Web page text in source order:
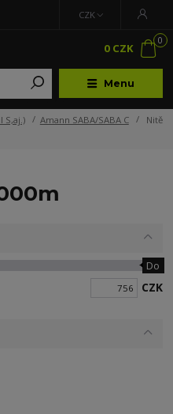
Menu
CZK
0
0 CZK
S,aj.) Amann SABA/SABA C
Nitě
Do
CZK